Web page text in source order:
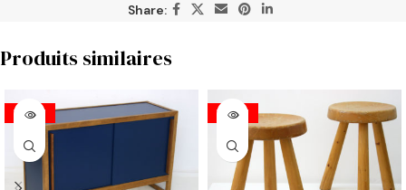
Share:
Produits similaires
VENDU VENDU